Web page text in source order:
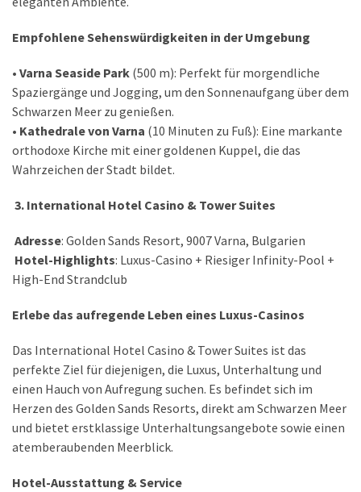
Empfohlene Sehenswürdigkeiten in der Umgebung
• Varna Seaside Park (500 m): Perfekt für morgendliche
Spaziergänge und Jogging, um den Sonnenaufgang über dem
Schwarzen Meer zu genießen.
• Kathedrale von Varna (10 Minuten zu Fuß): Eine markante
orthodoxe Kirche mit einer goldenen Kuppel, die das
Wahrzeichen der Stadt bildet.
3. International Hotel Casino & Tower Suites
Adresse: Golden Sands Resort, 9007 Varna, Bulgarien
Hotel-Highlights: Luxus-Casino + Riesiger Infinity-Pool +
High-End Strandclub
Erlebe das aufregende Leben eines Luxus-Casinos
Das International Hotel Casino & Tower Suites ist das
perfekte Ziel für diejenigen, die Luxus, Unterhaltung und
einen Hauch von Aufregung suchen. Es befindet sich im
Herzen des Golden Sands Resorts, direkt am Schwarzen Meer
und bietet erstklassige Unterhaltungsangebote sowie einen
atemberaubenden Meerblick.
Hotel-Ausstattung & Service